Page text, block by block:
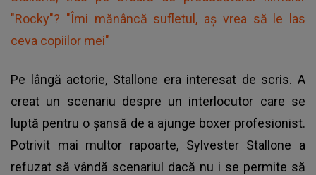
"Rocky"? "Îmi mănâncă sufletul, aş vrea să le las
ceva copiilor mei"
Pe lângă actorie, Stallone era interesat de scris. A
creat un scenariu despre un interlocutor care se
luptă pentru o șansă de a ajunge boxer profesionist.
Potrivit mai multor rapoarte, Sylvester Stallone a
refuzat să vândă scenariul dacă nu i se permite să